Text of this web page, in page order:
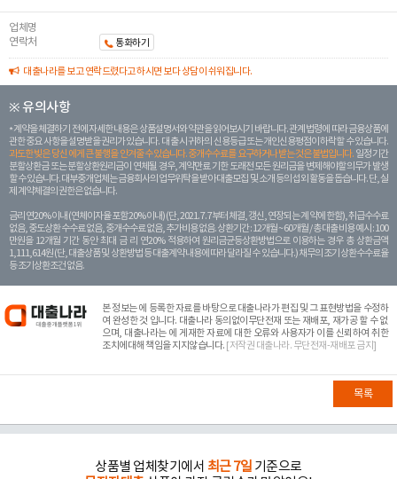
업체명
연락처
통화하기
대출나라를 보고 연락드렸다고 하시면 보다 상담이 쉬워집니다.
※ 유의사항
계약을 체결하기 전에 자세한 내용은 상품설명서와 약관을 읽어보시기 바랍니다. 관계 법령에 따라 금융상품에
관한 중요 사항을 설명받을 권리가 있습니다. 대 출 시 귀하의 신용등급 또는 개인신용평점이 하락할 수 있습니다.
과도한 빚은 당신 에게 큰 불행을 안겨줄 수 있습니다. 중개수수료를 요구하거나 받는 것은 불법입니다. 일정 기간
분할상환금 또는 분할상환원리금이 연체될 경우, 계약만료 기한 도래전 모든 원리금을 변제해야할 의무가 발생
할 수 있습니다. 대부중개업체는 금융회사의 업무위탁을 받아 대출모집 및 소개 등의 섭외 활동을 돕습니다. 단, 실
제 계약체결의 권한은 없습니다.
금리 연20% 이내 (연체이자율 포함 20% 이내) (단, 2021. 7. 7부터 체결, 갱신, 연장되는 계 약에 한함), 취급수수료
없음, 중도상환 수수료 없음, 중개수수료 없음, 추가비용 없음. 상환기간 : 12개월 ~ 60개월 / 총 대출 비용 예시 : 100
만원을 12개월 기간 동안 최대 금 리 연20% 적용하여 원리금균등상환방법으로 이용하는 경우 총 상환금액
1,111,614원 (단, 대출상품 및 상환방법 등 대출계약 내용에 따라 달라질 수 있습니다.) 채무의 조기 상환수수료율
등 조기상환조건 없음.
본 정보는에 등록한 자료를 바탕으로 대출나라가 편집 및 그 표현방법을 수정하
여 완성한 것 입니다. 대출나라 동의없이무단전재 또는 재배포, 재가공 할 수 없
으며, 대출나라는 에 게재한 자료에 대한 오류와 사용자가 이를 신뢰하여 취한
조치에대해 책임을 지지않습니다. [저작권 대출나라. 무단전재-재배포 금지]
목록
상품별 업체찾기에서 최근 7일 기준으로